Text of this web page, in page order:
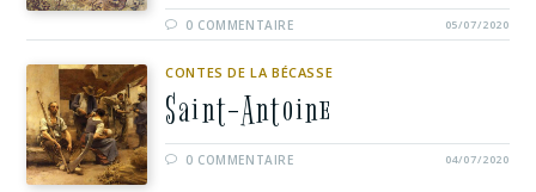
0 COMMENTAIRE 05/07/2020
CONTES DE LA BÉCASSE
Saint-Antoine
0 COMMENTAIRE 04/07/2020